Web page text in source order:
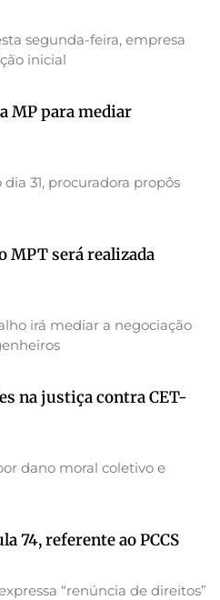
segunda-feira, empresa
inicial
MP para mediar
31, procuradora propôs
MPT será realizada
irá mediar a negociação
na justiça contra CET-
dano moral coletivo e
74, referente ao PCCS
“renúncia de direitos”